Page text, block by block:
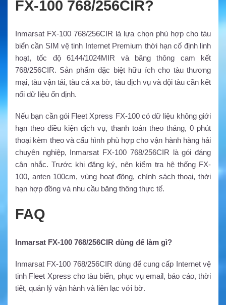
FX-100 768/256CIR?
Inmarsat FX-100 768/256CIR là lựa chọn phù hợp cho tàu
biển cần SIM vệ tinh Internet Premium thời hạn cố định linh
hoạt, tốc độ 6144/1024MIR và băng thông cam kết
768/256CIR. Sản phẩm đặc biệt hữu ích cho tàu thương
mại, tàu vận tải, tàu cá xa bờ, tàu dịch vụ và đội tàu cần kết
nối dữ liệu ổn định.
Nếu bạn cần gói Fleet Xpress FX-100 có dữ liệu không giới
hạn theo điều kiện dịch vụ, thanh toán theo tháng, 0 phút
thoại kèm theo và cấu hình phù hợp cho vận hành hàng hải
chuyên nghiệp, Inmarsat FX-100 768/256CIR là gói đáng
cân nhắc. Trước khi đăng ký, nên kiểm tra hệ thống FX-
100, anten 100cm, vùng hoạt động, chính sách thoại, thời
hạn hợp đồng và nhu cầu băng thông thực tế.
FAQ
Inmarsat FX-100 768/256CIR dùng để làm gì?
Inmarsat FX-100 768/256CIR dùng để cung cấp Internet vệ
tinh Fleet Xpress cho tàu biển, phục vụ email, báo cáo, thời
tiết, quản lý vận hành và liên lạc với bờ.